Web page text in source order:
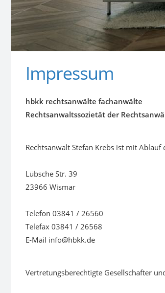
Impressum
hbkk rechtsanwälte fachanwälte
Rechtsanwaltssozietät der
Rechtsanwalt Stefan Krebs ist mit
Lübsche Str. 39
23966 Wismar
Telefon 03841 / 26560
Telefax 03841 / 26568
E-Mail info@hbkk.de
Vertretungsberechtigte Gesellschafter